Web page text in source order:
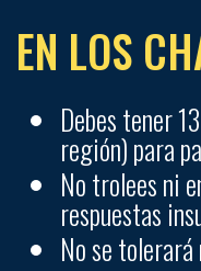
EN LOS
Debes tener
región) para
No trolees ni
respuestas
No se